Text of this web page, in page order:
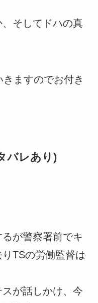
そしてドハの真
ますのでお付き
バレあり)
が警察署前でキ
TSの労働監督は
が話しかけ、今